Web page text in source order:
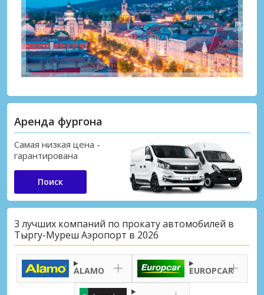
Аренда фургона
Самая низкая цена -
гарантирована
Поиск
3 лучших компаний по прокату автомобилей в
Тыргу-Муреш Аэропорт в 2026
ALAMO EUROPCAR